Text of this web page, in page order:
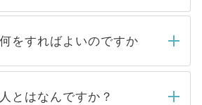
をすればよいのですか
きましたら、弊社担当者がご
確認し、その後メールもしくは
とはなんですか？